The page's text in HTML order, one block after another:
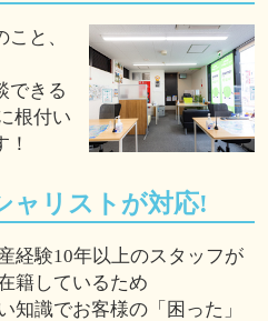
と、
できる
根付い
ャリストが対応!
経験10年以上のスタッフが
籍しているため
知識でお客様の「困った」